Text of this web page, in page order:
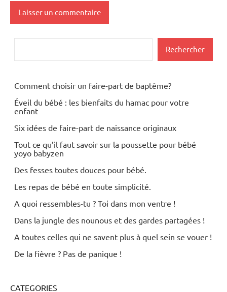
Rechercher
Comment choisir un faire-part de baptême?
Éveil du bébé : les bienfaits du hamac pour votre
enfant
Six idées de faire-part de naissance originaux
Tout ce qu’il faut savoir sur la poussette pour bébé
yoyo babyzen
Des fesses toutes douces pour bébé.
Les repas de bébé en toute simplicité.
A quoi ressembles-tu ? Toi dans mon ventre !
Dans la jungle des nounous et des gardes partagées !
A toutes celles qui ne savent plus à quel sein se vouer !
De la fièvre ? Pas de panique !
CATEGORIES